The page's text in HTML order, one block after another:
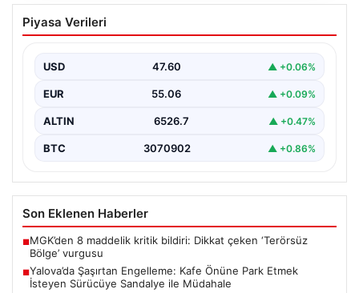
Yalova’da Şaşırtan Engelleme: Kafe
Önüne Park Etmek İsteyen Sürücüye
Yalova'da yaşanan sıra dışı bir olay, gündeme damgasını
Piyasa Verileri
USD 47.60 ▲ +0.06%
EUR 55.06 ▲ +0.09%
ALTIN 6526.7 ▲ +0.47%
BTC 3070902 ▲ +0.86%
Son Eklenen Haberler
■MGK’den 8 maddelik kritik bildiri: Dikkat çeken ‘Terörsüz
Bölge’ vurgusu
■Yalova’da Şaşırtan Engelleme: Kafe Önüne Park Etmek
İsteyen Sürücüye Sandalye ile Müdahale